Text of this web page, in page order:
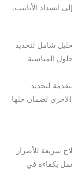
انسداد الأنابيب.
شامل لتحديد
المناسبة
لتحديد
الأخرى لضمان حلها
سريعة للأضرار
بكفاءة في